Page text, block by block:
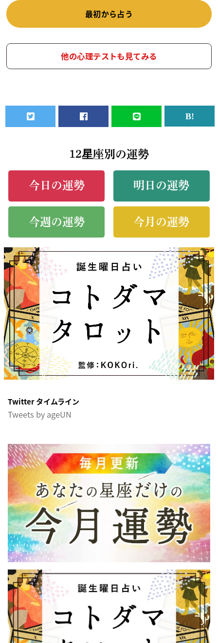
最初から占う
他の心理テストも見てみる
12星座別の運勢
今日の運勢 明日の運勢
今週の運勢 今月の運勢
Twitter タイムライン
Tweets by ageUN